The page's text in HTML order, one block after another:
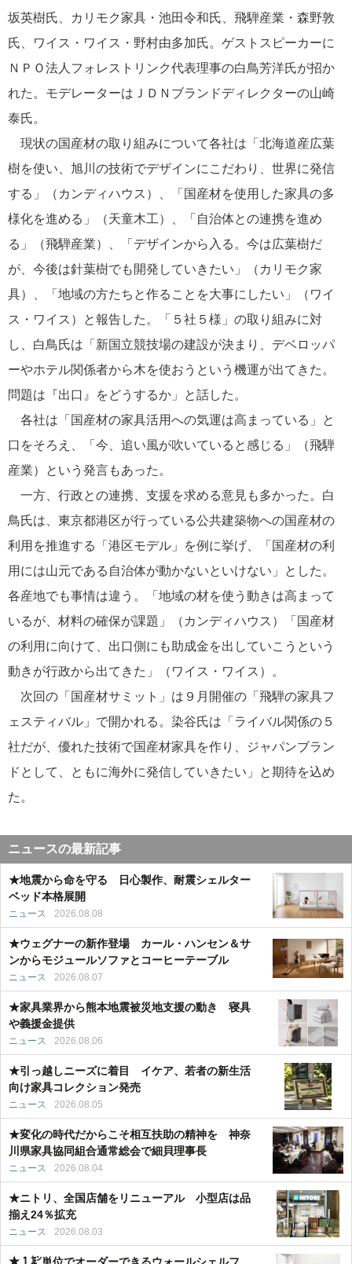
坂英樹氏、カリモク家具・池田令和氏、飛騨産業・森野敦
氏、ワイス・ワイス・野村由多加氏。ゲストスピーカーに
ＮＰＯ法人フォレストリンク代表理事の白鳥芳洋氏が招か
れた。モデレーターはＪＤＮブランドディレクターの山崎
泰氏。
現状の国産材の取り組みについて各社は「北海道産広葉
樹を使い、旭川の技術でデザインにこだわり、世界に発信
する」（カンディハウス）、「国産材を使用した家具の多
様化を進める」（天童木工）、「自治体との連携を進め
る」（飛騨産業）、「デザインから入る。今は広葉樹だ
が、今後は針葉樹でも開発していきたい」（カリモク家
具）、「地域の方たちと作ることを大事にしたい」（ワイ
ス・ワイス）と報告した。「５社５様」の取り組みに対
し、白鳥氏は「新国立競技場の建設が決まり、デベロッパ
ーやホテル関係者から木を使おうという機運が出てきた。
問題は『出口』をどうするか」と話した。
各社は「国産材の家具活用への気運は高まっている」と
口をそろえ、「今、追い風が吹いていると感じる」（飛騨
産業）という発言もあった。
一方、行政との連携、支援を求める意見も多かった。白
鳥氏は、東京都港区が行っている公共建築物への国産材の
利用を推進する「港区モデル」を例に挙げ、「国産材の利
用には山元である自治体が動かないといけない」とした。
各産地でも事情は違う。「地域の材を使う動きは高まって
いるが、材料の確保が課題」（カンディハウス）「国産材
の利用に向けて、出口側にも助成金を出していこうという
動きが行政から出てきた」（ワイス・ワイス）。
次回の「国産材サミット」は９月開催の「飛騨の家具フ
ェスティバル」で開かれる。染谷氏は「ライバル関係の５
社だが、優れた技術で国産材家具を作り、ジャパンブラン
ドとして、ともに海外に発信していきたい」と期待を込め
た。
ニュースの最新記事
★地震から命を守る 日心製作、耐震シェルター
ベッド本格展開
ニュース 2026.08.08
★ウェグナーの新作登場 カール・ハンセン＆サ
ンからモジュールソファとコーヒーテーブル
ニュース 2026.08.07
★家具業界から熊本地震被災地支援の動き 寝具
や義援金提供
ニュース 2026.08.06
★引っ越しニーズに着目 イケア、若者の新生活
向け家具コレクション発売
ニュース 2026.08.05
★変化の時代だからこそ相互扶助の精神を 神奈
川県家具協同組合通常総会で細貝理事長
ニュース 2026.08.04
★ニトリ、全国店舗をリニューアル 小型店は品
揃え24％拡充
ニュース 2026.08.03